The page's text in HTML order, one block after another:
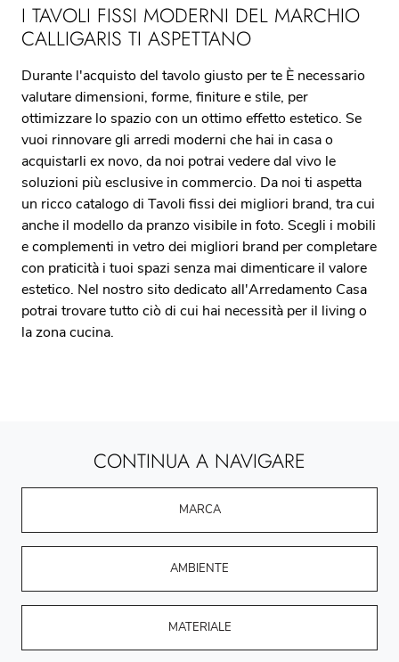
I TAVOLI FISSI MODERNI DEL MARCHIO
CALLIGARIS TI ASPETTANO
Durante l'acquisto del tavolo giusto per te È necessario
valutare dimensioni, forme, finiture e stile, per
ottimizzare lo spazio con un ottimo effetto estetico. Se
vuoi rinnovare gli arredi moderni che hai in casa o
acquistarli ex novo, da noi potrai vedere dal vivo le
soluzioni più esclusive in commercio. Da noi ti aspetta
un ricco catalogo di Tavoli fissi dei migliori brand, tra cui
anche il modello da pranzo visibile in foto. Scegli i mobili
e complementi in vetro dei migliori brand per completare
con praticità i tuoi spazi senza mai dimenticare il valore
estetico. Nel nostro sito dedicato all'Arredamento Casa
potrai trovare tutto ciò di cui hai necessità per il living o
la zona cucina.
CONTINUA A NAVIGARE
MARCA
AMBIENTE
MATERIALE